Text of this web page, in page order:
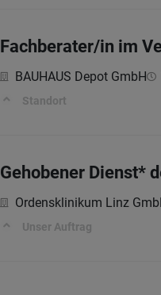
Fachberater/in im
BAUHAUS Depot GmbH
Standort
Gehobener Dienst*
Ordensklinikum Linz
Unser Auftrag